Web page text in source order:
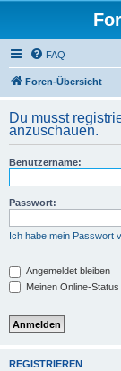
FAQ
Foren-Übersicht
Du musst
anzuschauen.
Benutzername:
Passwort:
Ich habe mein Passwort
Angemeldet bleiben
Meinen Online-
REGISTRIEREN